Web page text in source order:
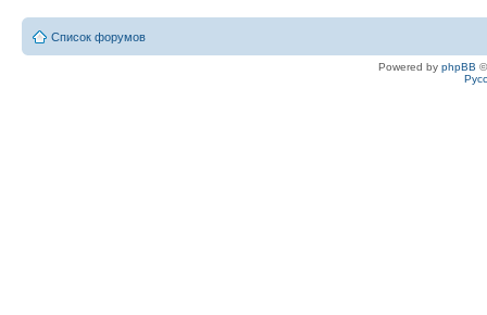
Список форумов
Powered by phpBB